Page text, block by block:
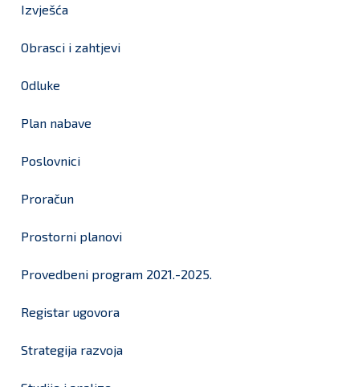
Izvješća
Obrasci i zahtjevi
Odluke
Plan nabave
Poslovnici
Proračun
Prostorni planovi
Provedbeni program 2021.-2025.
Registar ugovora
Strategija razvoja